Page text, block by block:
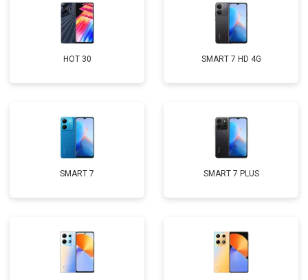
HOT 30 SMART 7 HD 4G
SMART 7 SMART 7 PLUS